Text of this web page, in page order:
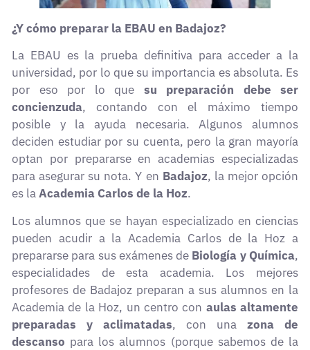
¿Y cómo preparar la EBAU en Badajoz?
La EBAU es la prueba definitiva para acceder a la
universidad, por lo que su importancia es absoluta. Es
por eso por lo que su preparación debe ser
concienzuda, contando con el máximo tiempo
posible y la ayuda necesaria. Algunos alumnos
deciden estudiar por su cuenta, pero la gran mayoría
optan por prepararse en academias especializadas
para asegurar su nota. Y en Badajoz, la mejor opción
es laAcademia Carlos de la Hoz.
Los alumnos que se hayan especializado en ciencias
pueden acudir a la Academia Carlos de la Hoz a
prepararse para sus exámenes de Biología y Química,
especialidades de esta academia. Los mejores
profesores de Badajoz preparan a sus alumnos en la
Academia de la Hoz, un centro con aulas altamente
preparadas y aclimatadas, con una zona de
descanso para los alumnos (porque sabemos de la